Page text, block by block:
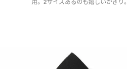
用。2サイズあるのも嬉しいかぎり。